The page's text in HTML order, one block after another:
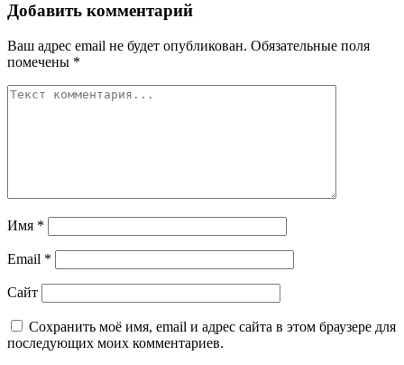
Добавить комментарий
Ваш адрес email не будет опубликован. Обязательные поля
помечены *
Имя *
Email *
Сайт
Сохранить моё имя, email и адрес сайта в этом браузере для
последующих моих комментариев.